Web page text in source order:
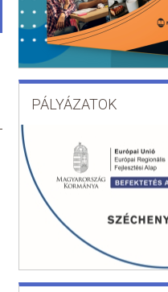
PÁLYÁZATOK